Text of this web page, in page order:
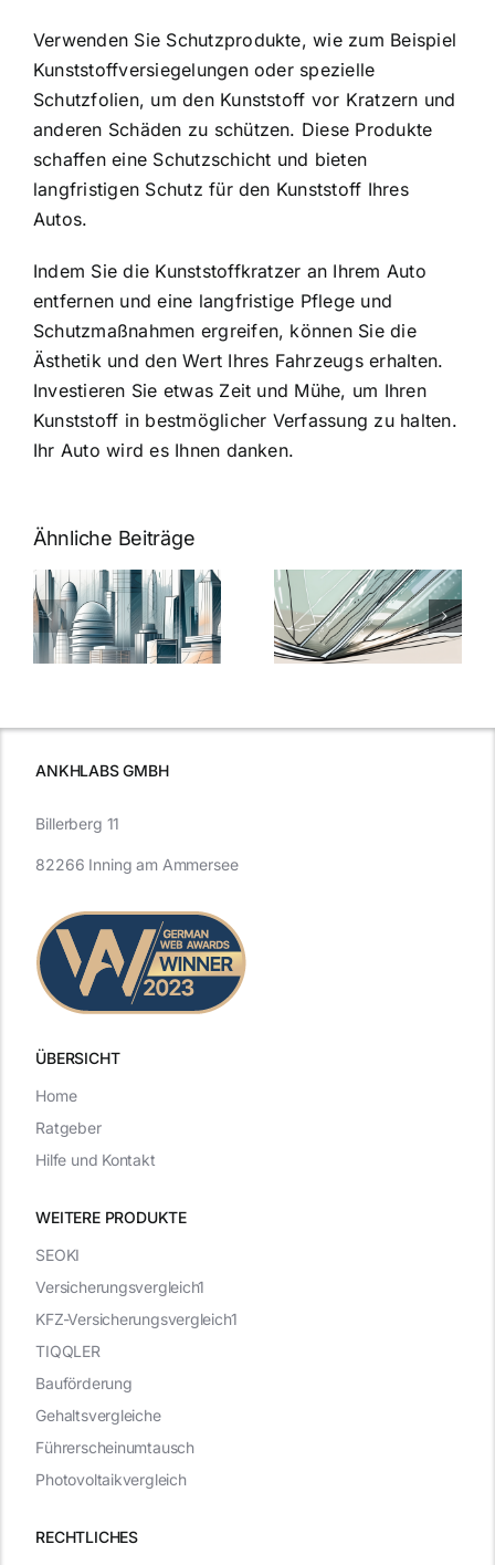
Verwenden Sie Schutzprodukte, wie zum Beispiel
Kunststoffversiegelungen oder spezielle
Schutzfolien, um den Kunststoff vor Kratzern und
anderen Schäden zu schützen. Diese Produkte
schaffen eine Schutzschicht und bieten
langfristigen Schutz für den Kunststoff Ihres
Autos.
Indem Sie die Kunststoffkratzer an Ihrem Auto
entfernen und eine langfristige Pflege und
Schutzmaßnahmen ergreifen, können Sie die
Ästhetik und den Wert Ihres Fahrzeugs erhalten.
Investieren Sie etwas Zeit und Mühe, um Ihren
Kunststoff in bestmöglicher Verfassung zu halten.
Ihr Auto wird es Ihnen danken.
Ähnliche Beiträge
5 Gründe,
warum
Nanoversiegelung
auf Glas
7
Expertentipps
für maximale
ANKHLABS GMBH
ÜBERSICHT
WEITERE PRODUKTE
RECHTLICHES
Billerberg 11
82266 Inning am Ammersee
SEOKI
Versicherungsvergleich1
KFZ-Versicherungsvergleich1
TIQQLER
Bauförderung
Gehaltsvergleiche
Führerscheinumtausch
Photovoltaikvergleich
Home
Ratgeber
Hilfe und Kontakt